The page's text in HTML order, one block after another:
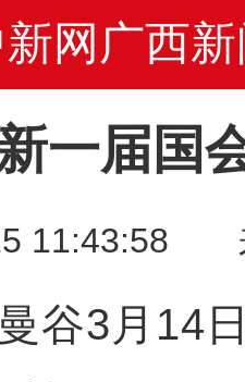
网广西新
一届国
11:43:58
3月14日